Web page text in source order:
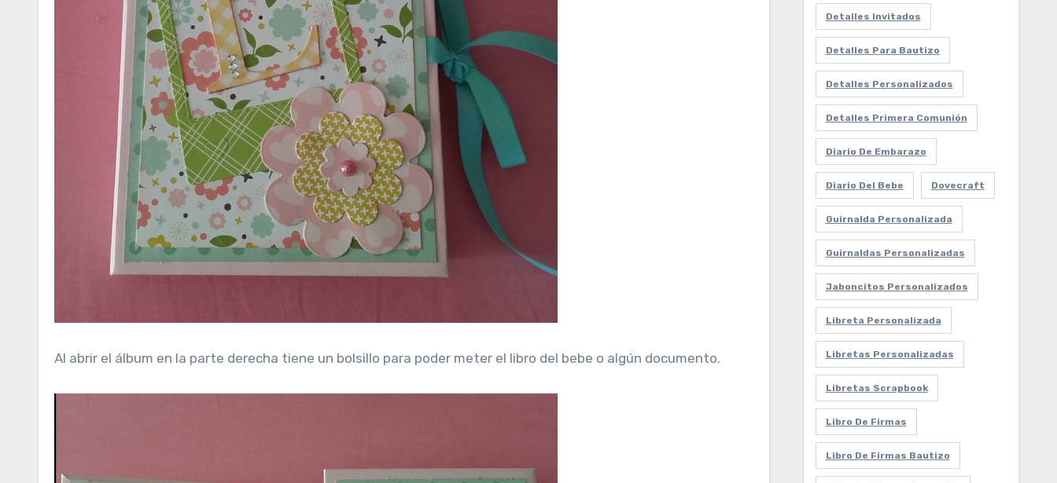
Al abrir el álbum en la parte derecha tiene un bolsillo para poder meter el libro del bebe o algún documento.
Detalles Invitados
Detalles Para Bautizo
Detalles Personalizados
Detalles Primera Comunión
Diario De Embarazo
Diario Del Bebe Dovecraft
Guirnalda Personalizada
Guirnaldas Personalizadas
Jaboncitos Personalizados
Libreta Personalizada
Libretas Personalizadas
Libretas Scrapbook
Libro De Firmas
Libro De Firmas Bautizo